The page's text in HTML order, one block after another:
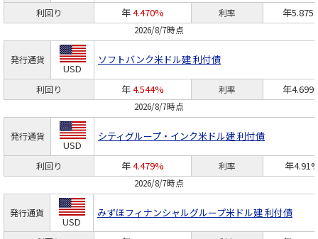
利回り 年4.470% 利率 年
2026/8/7時点
発行通貨
USD
ソフトバンク米ドル建 利付債
利回り 年4.544% 利率 年
2026/8/7時点
発行通貨
USD
シティグループ・インク米ドル建 利付債
利回り 年4.479% 利率 年
2026/8/7時点
発行通貨
USD
みずほフィナンシャルグループ米ドル建 利付債